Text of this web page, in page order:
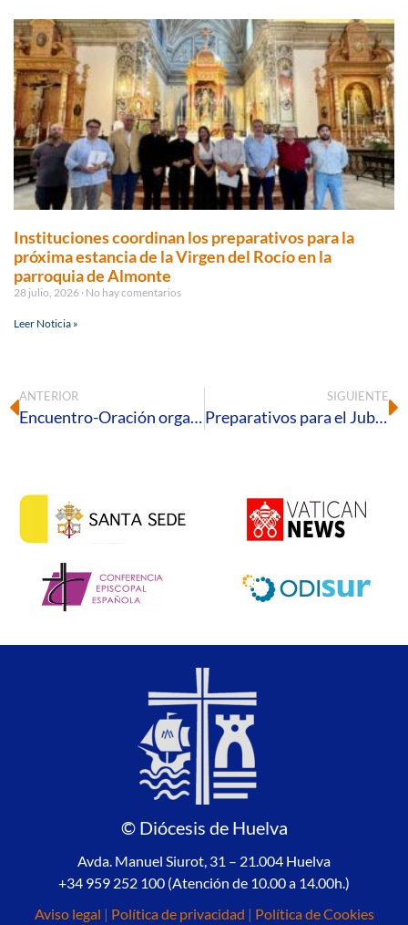
Instituciones coordinan los preparativos para la
próxima estancia de la Virgen del Rocío en la
parroquia de Almonte
28 julio, 2026 No hay comentarios
Leer Noticia »
ANTERIOR
Encuentro-Oración organizado por las Familias Ignacianas Onubenses (FIO)
SIGUIENTE
Preparativos para el Jubileo del profesorado de Religión en El Rocío
© Diócesis de Huelva
Avda. Manuel Siurot, 31 – 21.004 Huelva
+34 959 252 100 (Atención de 10.00 a 14.00h.)
Aviso legal | Política de privacidad | Política de Cookies